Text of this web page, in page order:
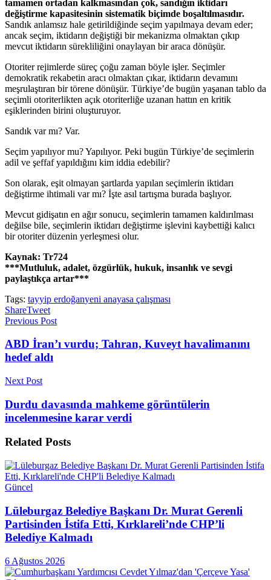
tamamen ortadan kalkmasından çok, sandığın iktidarı
değiştirme kapasitesinin sistematik biçimde boşaltılmasıdır.
Sandık anlamsız hale getirildiğinde seçim yapılmaya devam eder;
ancak seçim, iktidarın değiştiği bir mekanizma olmaktan çıkıp
mevcut iktidarın sürekliliğini onaylayan bir araca dönüşür.
Otoriter rejimlerde süreç çoğu zaman böyle işler. Seçimler
demokratik rekabetin aracı olmaktan çıkar, iktidarın devamını
meşrulaştıran bir törene dönüşür. Türkiye’de bugün yaşanan tablo da
seçimli otoriterlikten açık otoriterliğe uzanan hattın en kritik
eşiklerinden birini oluşturuyor.
Sandık var mı? Var.
Seçim yapılıyor mu? Yapılıyor. Peki bugün Türkiye’de seçimlerin
adil ve şeffaf yapıldığını kim iddia edebilir?
Son olarak, eşit olmayan şartlarda yapılan seçimlerin iktidarı
değiştirme ihtimali var mı? İşte asıl tartışma burada başlıyor.
Mevcut gidişatın en ağır sonucu, seçimlerin tamamen kaldırılması
değilse bile, seçimlerin iktidarı değiştirme işlevini kaybettiği kalıcı
bir otoriter düzenin yerleşmesi olur.
Kaynak: Tr724
***Mutluluk, adalet, özgürlük, hukuk, insanlık ve sevgi
paylaştıkça artar***
Tags: tayyip erdoğanyeni anayasa çalışması
ShareTweet
Previous Post
ABD İran’ı vurdu; Tahran, Kuveyt havalimanını
hedef aldı
Next Post
Durdu davasında mahkeme görüntülerin
incelenmesine karar verdi
Related Posts
Güncel
Lüleburgaz Belediye Başkanı Dr. Murat Gerenli
Partisinden İstifa Etti, Kırklareli’nde CHP’li
Belediye Kalmadı
6 Ağustos 2026